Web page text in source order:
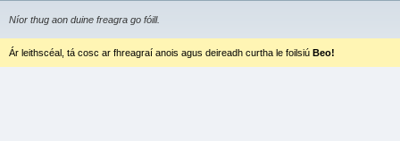
Níor thug aon duine freagra go fóill.
Ár leithscéal, tá cosc ar fhreagraí anois agus deireadh curtha le foilsiú Beo!